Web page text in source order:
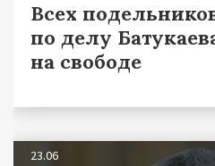
Всех
по делу
на свободе
23.06